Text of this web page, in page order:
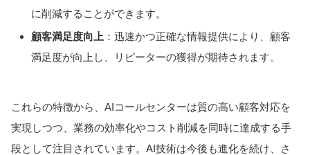
に削減することができます。
顧客満足度向上 ：迅速かつ正確な情報提供により、顧客
満足度が向上し、リピーターの獲得が期待されます。
これらの特徴から、AIコールセンターは質の高い顧客対応を
実現しつつ、業務の効率化やコスト削減を同時に達成する手
段として注目されています。AI技術は今後も進化を続け、さ